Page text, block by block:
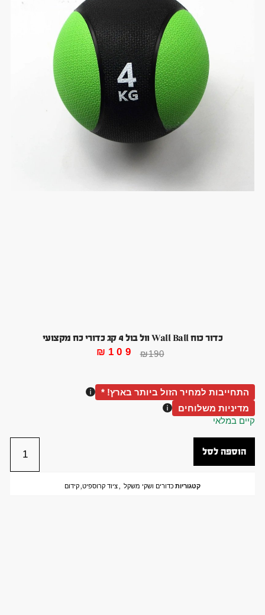
כדור כוח Wall Ball וול בול 4 קג כדורי כח מקצועי
₪190
₪ 109
התחייבות למחיר הזול ביותר בארץ! *
מדיניות משלוחים
קיים במלאי
הוספה לסל
קטגוריותכדורים ושקי משקל ,ציוד קרוספיט,קידום